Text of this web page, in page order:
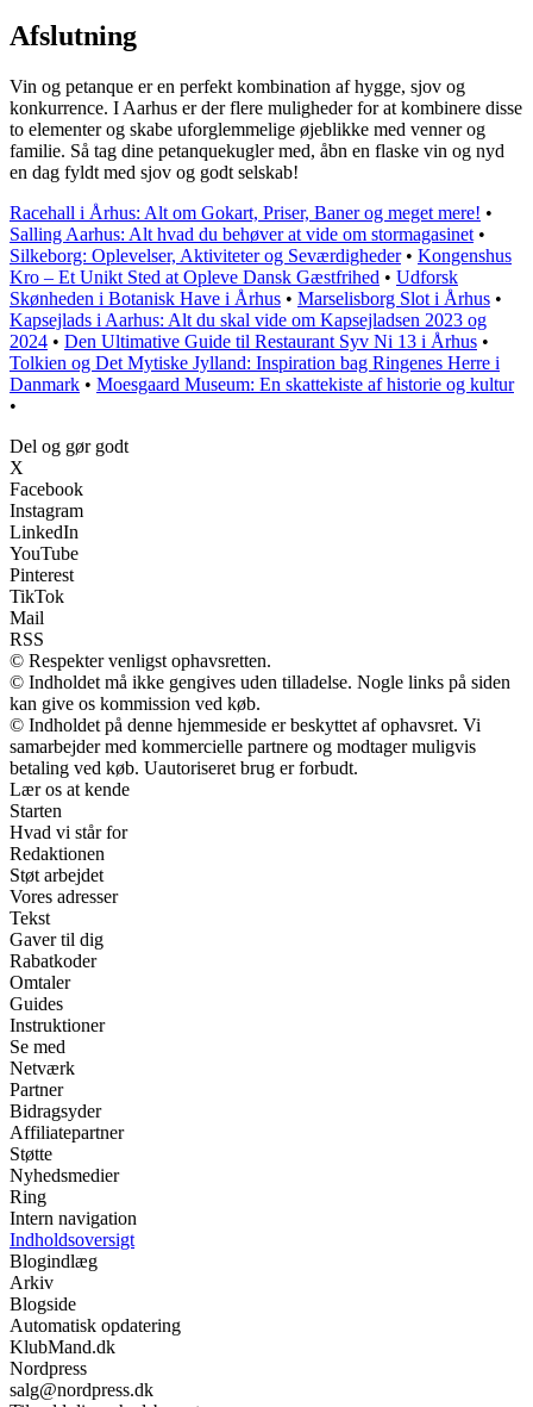
Afslutning
Vin og petanque er en perfekt kombination af hygge, sjov og
konkurrence. I Aarhus er der flere muligheder for at kombinere disse
to elementer og skabe uforglemmelige øjeblikke med venner og
familie. Så tag dine petanquekugler med, åbn en flaske vin og nyd
en dag fyldt med sjov og godt selskab!
Racehall i Århus: Alt om Gokart, Priser, Baner og meget mere! •
Salling Aarhus: Alt hvad du behøver at vide om stormagasinet •
Silkeborg: Oplevelser, Aktiviteter og Seværdigheder• Kongenshus
Kro – Et Unikt Sted at Opleve Dansk Gæstfrihed • Udforsk
Skønheden i Botanisk Have i Århus • Marselisborg Slot i Århus •
Kapsejlads i Aarhus: Alt du skal vide om Kapsejladsen 2023 og
2024 • Den Ultimative Guide til Restaurant Syv Ni 13 i Århus •
Tolkien og Det Mytiske Jylland: Inspiration bag Ringenes Herre i
Danmark • Moesgaard Museum: En skattekiste af historie og kultur
•
Del og gør godt
X
Facebook
Instagram
LinkedIn
YouTube
Pinterest
TikTok
Mail
RSS
© Respekter venligst ophavsretten.
© Indholdet må ikke gengives uden tilladelse. Nogle links på siden
kan give os kommission ved køb.
© Indholdet på denne hjemmeside er beskyttet af ophavsret. Vi
samarbejder med kommercielle partnere og modtager muligvis
betaling ved køb. Uautoriseret brug er forbudt.
Lær os at kende
Starten
Hvad vi står for
Redaktionen
Støt arbejdet
Vores adresser
Tekst
Gaver til dig
Rabatkoder
Omtaler
Guides
Instruktioner
Se med
Netværk
Partner
Bidragsyder
Affiliatepartner
Støtte
Nyhedsmedier
Ring
Intern navigation
Indholdsoversigt
Blogindlæg
Arkiv
Blogside
Automatisk opdatering
KlubMand.dk
Nordpress
salg@nordpress.dk